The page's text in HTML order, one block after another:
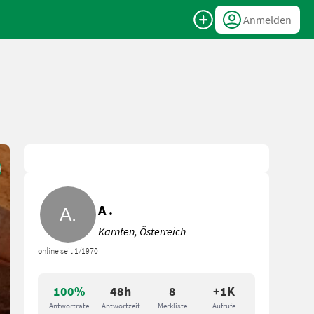
Anmelden
100%
Antwortrate
48h
Antwortzeit
8
Merkliste
+1K
Aufrufe
online seit 1/1970
A .
Kärnten, Österreich